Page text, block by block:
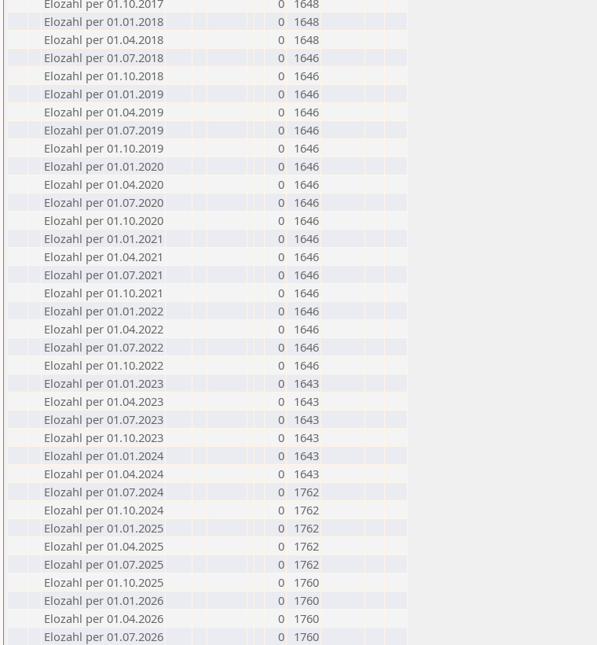
Elozahl per 01.10.2017
0
1648
Elozahl per 01.01.2018
0
1648
Elozahl per 01.04.2018
0
1648
Elozahl per 01.07.2018
0
1646
Elozahl per 01.10.2018
0
1646
Elozahl per 01.01.2019
0
1646
Elozahl per 01.04.2019
0
1646
Elozahl per 01.07.2019
0
1646
Elozahl per 01.10.2019
0
1646
Elozahl per 01.01.2020
0
1646
Elozahl per 01.04.2020
0
1646
Elozahl per 01.07.2020
0
1646
Elozahl per 01.10.2020
0
1646
Elozahl per 01.01.2021
0
1646
Elozahl per 01.04.2021
0
1646
Elozahl per 01.07.2021
0
1646
Elozahl per 01.10.2021
0
1646
Elozahl per 01.01.2022
0
1646
Elozahl per 01.04.2022
0
1646
Elozahl per 01.07.2022
0
1646
Elozahl per 01.10.2022
0
1646
Elozahl per 01.01.2023
0
1643
Elozahl per 01.04.2023
0
1643
Elozahl per 01.07.2023
0
1643
Elozahl per 01.10.2023
0
1643
Elozahl per 01.01.2024
0
1643
Elozahl per 01.04.2024
0
1643
Elozahl per 01.07.2024
0
1762
Elozahl per 01.10.2024
0
1762
Elozahl per 01.01.2025
0
1762
Elozahl per 01.04.2025
0
1762
Elozahl per 01.07.2025
0
1762
Elozahl per 01.10.2025
0
1760
Elozahl per 01.01.2026
0
1760
Elozahl per 01.04.2026
0
1760
Elozahl per 01.07.2026
0 1760